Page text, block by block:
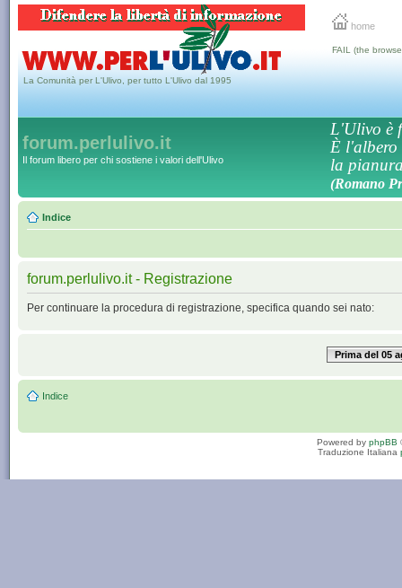
home
La Comunità per L'Ulivo, per tutto L'Ulivo dal 1995
FAIL (the
forum.perlulivo.it
Il forum libero per chi sostiene i valori dell'Ulivo
L'Ulivo è
È l'albero
la
(Romano
Indice
forum.perlulivo.it - Registrazione
Per continuare la procedura di registrazione, specifica quando sei nato:
Prima del 05
Indice
Powered by phpBB
Traduzione Italiana